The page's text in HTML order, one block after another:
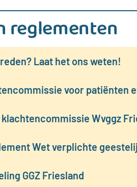
reglementen
Laat het ons weten!
voor patiënten
Wvggz
Wet verplichte
GGZ Friesland